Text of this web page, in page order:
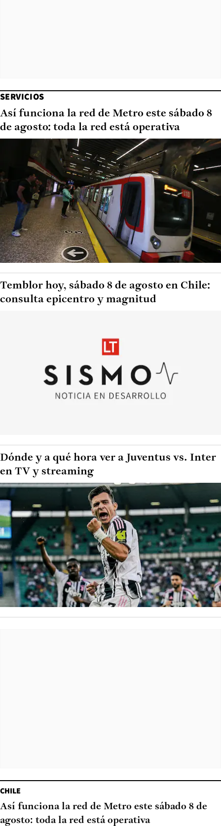
SERVICIOS
Así funciona la red de Metro este sábado 8
de agosto: toda la red está operativa
Temblor hoy, sábado 8 de agosto en Chile:
consulta epicentro y magnitud
Dónde y a qué hora ver a Juventus vs. Inter
en TV y streaming
CHILE
Así funciona la red de Metro este sábado 8 de
agosto: toda la red está operativa